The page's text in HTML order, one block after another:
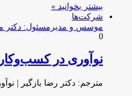
بیشتر بخوانید »
شرکت‌ها
موسس و مدیرمسئول: دکتر
0
نوآوری در کسب‌وکار
مترجم: دکتر رضا بازگیر |